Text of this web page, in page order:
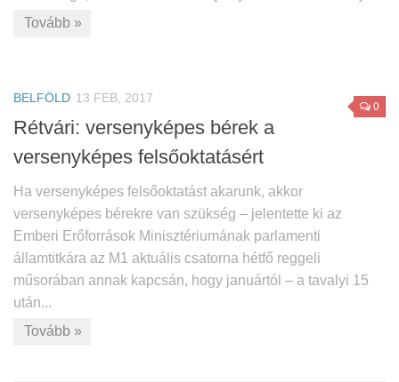
Tovább »
0
BELFÖLD 13 FEB, 2017
Rétvári: versenyképes bérek a
versenyképes felsőoktatásért
Ha versenyképes felsőoktatást akarunk, akkor
versenyképes bérekre van szükség – jelentette ki az
Emberi Erőforrások Minisztériumának parlamenti
államtitkára az M1 aktuális csatorna hétfő reggeli
műsorában annak kapcsán, hogy januártól – a tavalyi 15
után...
Tovább »